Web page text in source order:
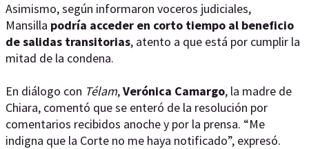
Asimismo, según informaron voceros judiciales,
Mansilla podría acceder en corto tiempo al beneficio
de salidas transitorias, atento a que está por cumplir la
mitad de la condena.
En diálogo con Télam,Verónica Camargo, la madre de
Chiara, comentó que se enteró de la resolución por
comentarios recibidos anoche y por la prensa. “Me
indigna que la Corte no me haya notificado”, expresó.